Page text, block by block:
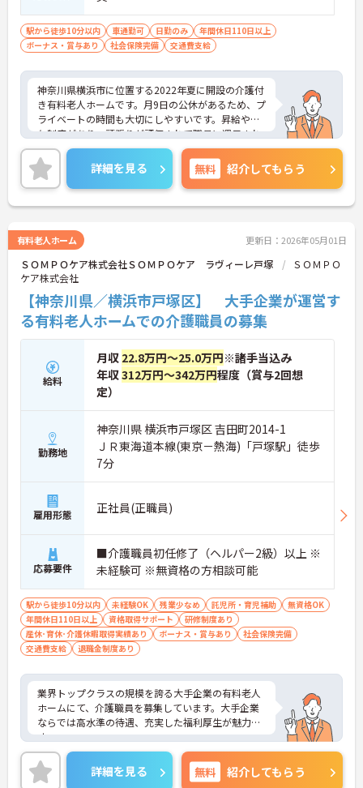
駅から徒歩10分以内 車通勤可 日勤のみ
年間休日110日以上
ボーナス・賞与あり
社会保険完備 交通費支給
神奈川県横浜市に位置する2022年夏に開設の介護付
き有料老人ホームです。月9日の公休があるため、プ
ライベートの時間も大切にしやすいです。昇給や賞
与制度があり、頑張りが評価されて職員に還元され
る体制が整っています。最寄り駅からは徒歩9分とア
クセス便利な立地です。ご興味のある方には、面接
対策ポイントなど、さらに詳細をお話しいたします
のでお気軽にご相談ください！
詳細を見る 無料 紹介してもらう
有料老人ホーム 更新日：2026年05月01日
ＳＯＭＰＯケア株式会社ＳＯＭＰＯケア ラヴィーレ戸塚
ＳＯＭＰＯ
ケア株式会社
【神奈川県／横浜市戸塚区】 大手企業が運営す
る有料老人ホームでの介護職員の募集
給料
月収 22.8万円～25.0万円※諸手当込み
年収312万円～342万円程度（賞与2回想
定）
勤務地
神奈川県 横浜市戸塚区 吉田町2014-1
ＪＲ東海道本線(東京－熱海)「戸塚駅」徒歩
7分
雇用形態 正社員(正職員)
応募要件
■介護職員初任修了（ヘルパー2級）以上 ※
未経験可 ※無資格の方相談可能
駅から徒歩10分以内 未経験OK 残業少なめ 託児所・育児補助
無資格OK
年間休日110日以上
資格取得サポート
研修制度あり
産休･育休･介護休暇取得実績あり
ボーナス・賞与あり
社会保険完備
交通費支給
退職金制度あり
業界トップクラスの規模を誇る大手企業の有料老人
ホームにて、介護職員を募集しています。大手企業
ならでは高水準の待遇、充実した福利厚生が魅力で
す。
ご興味ある方には、面接対策ポイントなど、さらに
詳細をお話しいたしますのでお気軽にご相談くださ
い。
詳細を見る 無料 紹介してもらう